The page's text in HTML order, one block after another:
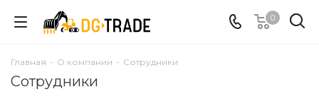
0
Главная - О компании - Сотрудники
Сотрудники